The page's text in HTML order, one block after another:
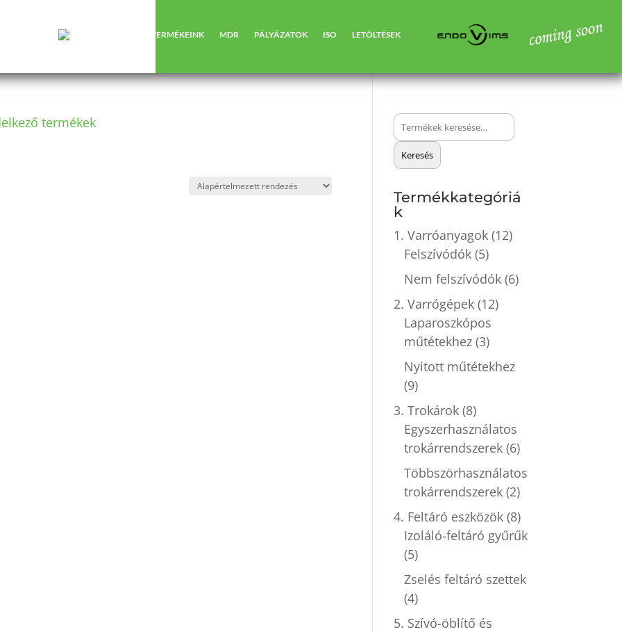
TERMÉKEINK MDR PÁLYÁZATOK ISO LETÖLTÉSEK
termékek
Keresés
a
következőre:
Keresés
Termékkategóriá
k
1. Varróanyagok (12)
Felszívódók (5)
Nem felszívódók (6)
2. Varrógépek (12)
Laparoszkópos
műtétekhez (3)
Nyitott műtétekhez
(9)
3. Trokárok (8)
Egyszerhasználatos
trokárrendszerek (6)
Többszörhasználatos
trokárrendszerek (2)
4. Feltáró eszközök (8)
Izoláló-feltáró gyűrűk
(5)
Zselés feltáró szettek
(4)
5. Szívó-öblítő és